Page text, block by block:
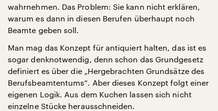
wahrnehmen. Das Problem: Sie kann nicht erklären,
warum es dann in diesen Berufen überhaupt noch
Beamte geben soll.
Man mag das Konzept für antiquiert halten, das ist es
sogar denknotwendig, denn schon das Grundgesetz
definiert es über die „Hergebrachten Grundsätze des
Berufsbeamtentums“. Aber dieses Konzept folgt einer
eigenen Logik. Aus dem Kuchen lassen sich nicht
einzelne Stücke herausschneiden.